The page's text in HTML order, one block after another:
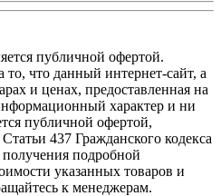
публичной офертой.
что данный интернет-сайт, а
и ценах, предоставленная на
характер и ни
публичной офертой,
437 Гражданского кодекса
подробной
указанных товаров и
к менеджерам.